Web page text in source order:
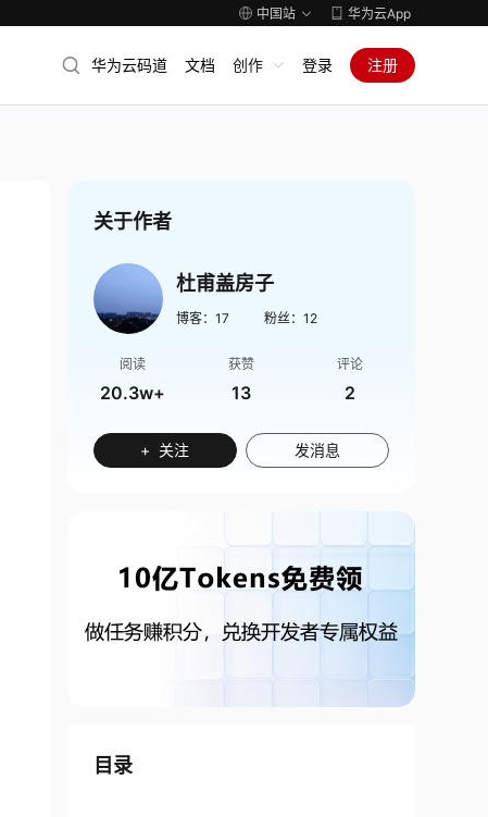
中国站 华为云App
华为云码道 文档 创作 登录 注册
关于作者
杜甫盖房子
博客： 17 粉丝： 12
阅读
20.3w+
获赞
13
评论
2
+ 关注 发消息
目录